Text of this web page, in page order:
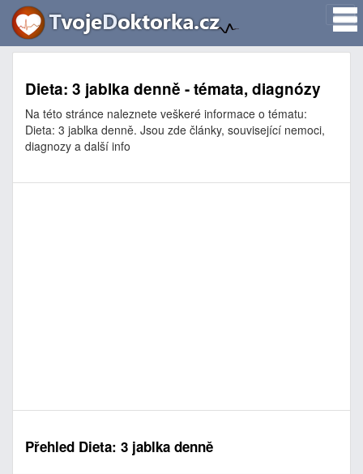
Dieta: 3 jablka denně - témata, diagnózy
Na této stránce naleznete veškeré informace o tématu:
Dieta: 3 jablka denně. Jsou zde články, související nemoci,
diagnozy a další info
Přehled Dieta: 3 jablka denně